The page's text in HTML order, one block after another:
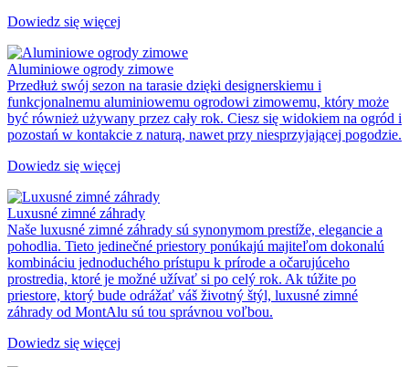
Dowiedz się więcej
Aluminiowe ogrody zimowe
Przedłuż swój sezon na tarasie dzięki designerskiemu i
funkcjonalnemu aluminiowemu ogrodowi zimowemu, który może
być również używany przez cały rok. Ciesz się widokiem na ogród i
pozostań w kontakcie z naturą, nawet przy niesprzyjającej pogodzie.
Dowiedz się więcej
Luxusné zimné záhrady
Naše luxusné zimné záhrady sú synonymom prestíže, elegancie a
pohodlia. Tieto jedinečné priestory ponúkajú majiteľom dokonalú
kombináciu jednoduchého prístupu k prírode a očarujúceho
prostredia, ktoré je možné užívať si po celý rok. Ak túžite po
priestore, ktorý bude odrážať váš životný štýl, luxusné zimné
záhrady od MontAlu sú tou správnou voľbou.
Dowiedz się więcej